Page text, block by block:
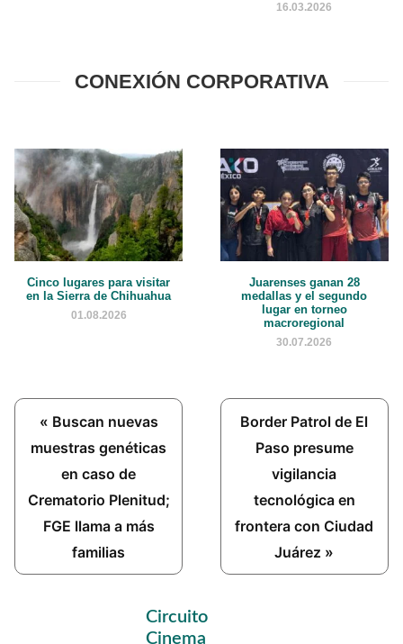
16.03.2026
CONEXIÓN CORPORATIVA
Cinco lugares para visitar
en la Sierra de Chihuahua
01.08.2026
Juarenses ganan 28
medallas y el segundo
lugar en torneo
macroregional
30.07.2026
Previous
Post:
« Buscan nuevas
muestras genéticas
en caso de
Crematorio Plenitud;
FGE llama a más
familias
Next
Post:
Border Patrol de El
Paso presume
vigilancia
tecnológica en
frontera con Ciudad
Juárez »
Primary
Circuito
Cinema